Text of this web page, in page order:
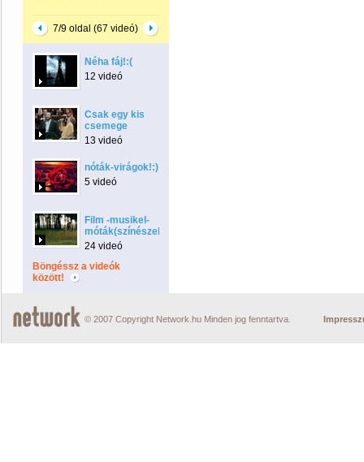
7/9 oldal (67 videó)
Néha fáj!:(
12 videó
Csak egy kis
csemege
13 videó
nóták-virágok!:)
5 videó
Film -musikel-
móták(színészek:)
24 videó
Böngéssz a videók
között!
© 2007 Copyright Network.hu Minden jog fenntartva.